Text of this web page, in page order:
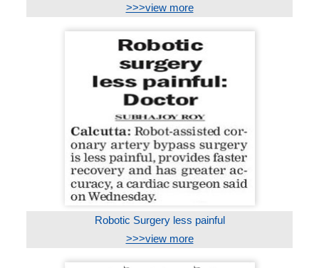
>>>view more
Robotic Surgery less painful
>>>view more